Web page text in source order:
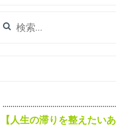
索:
【人生の滞りを整えたいあ